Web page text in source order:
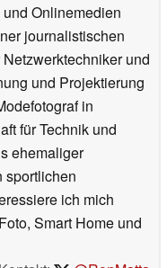
Onlinemedien
journalistischen
und
und Projektierung
in
für Technik und
ehemaliger
sportlichen
ich mich
Smart Home und